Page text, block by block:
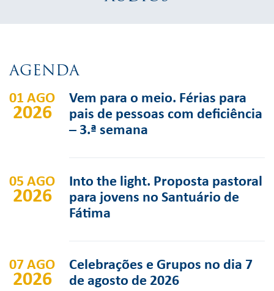
AGENDA
01 AGO
2026
Vem para o meio. Férias para
pais de pessoas com deficiência
– 3.ª semana
05 AGO
2026
Into the light. Proposta pastoral
para jovens no Santuário de
Fátima
07 AGO
2026
Celebrações e Grupos no dia 7
de agosto de 2026